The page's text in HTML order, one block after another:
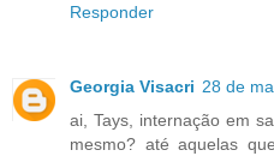
Responder
Georgia Visacri 28 de
ai, Tays, internação em
mesmo? até aquelas